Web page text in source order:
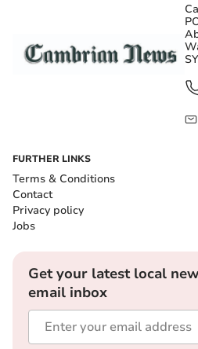
FURTHER LINKS
Terms & Conditions
Contact
Privacy policy
Jobs
Get your latest local
email inbox